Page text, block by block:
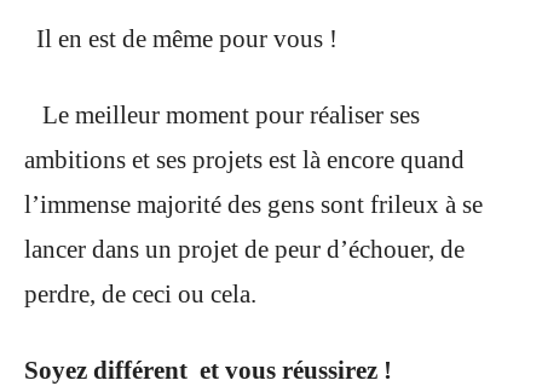
Il en est de même pour vous !
Le meilleur moment pour réaliser ses
ambitions et ses projets est là encore quand
l’immense majorité des gens sont frileux à se
lancer dans un projet de peur d’échouer, de
perdre, de ceci ou cela.
Soyez différent et vous réussirez !